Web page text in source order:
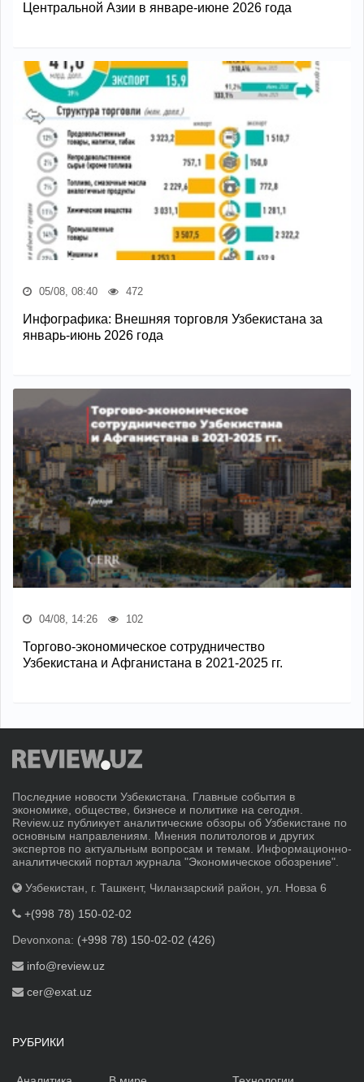
Центральной Азии в январе-июне 2026 года
05/08, 08:40 472
Инфографика: Внешняя торговля Узбекистана за
январь-июнь 2026 года
04/08, 14:26 102
Торгово-экономическое сотрудничество
Узбекистана и Афганистана в 2021-2025 гг.
Последние новости Узбекистана. Главные события в
экономике, обществе, бизнесе и политике на сегодня.
Review.uz публикует аналитические обзоры об Узбекистане по
основным направлениям. Мнения политологов и других
экспертов по актуальным вопросам и темам. Информационно-
аналитический портал журнала "Экономическое обозрение".
Узбекистан, г. Ташкент, Чиланзарский район, ул. Новза 6
+(998 78) 150-02-02
Devonxona: (+998 78) 150-02-02 (426)
info@review.uz
cer@exat.uz
РУБРИКИ